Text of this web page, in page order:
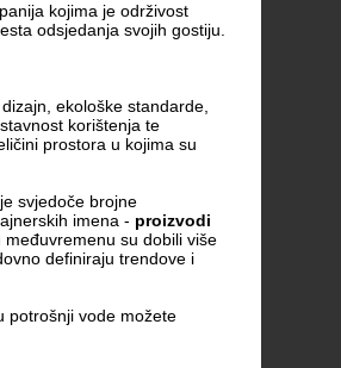
kojima je održivost
odsjedanja svojih gostiju.
ekološke standarde,
korištenja te
prostora u kojima su
svjedoče brojne
imena - proizvodi
su dobili više
definiraju trendove i
potrošnji vode možete